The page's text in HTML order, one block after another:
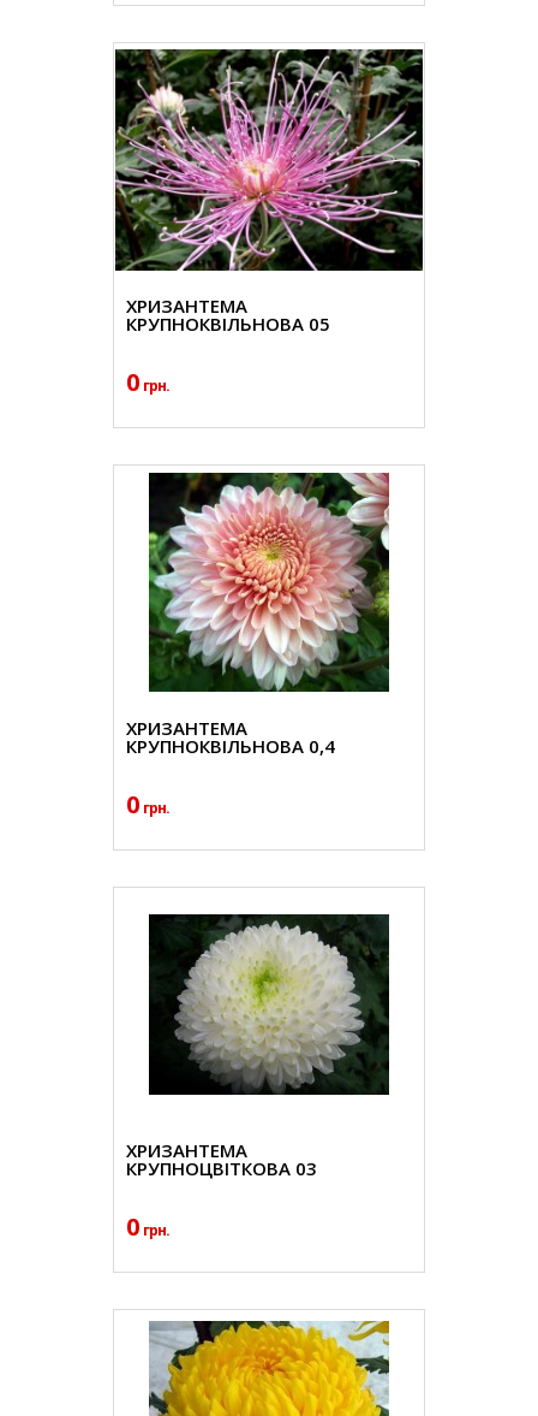
ХРИЗАНТЕМА
КРУПНОКВІЛЬНОВА 05
0 грн.
ХРИЗАНТЕМА
КРУПНОКВІЛЬНОВА 0,4
0 грн.
ХРИЗАНТЕМА
КРУПНОЦВІТКОВА 03
0 грн.